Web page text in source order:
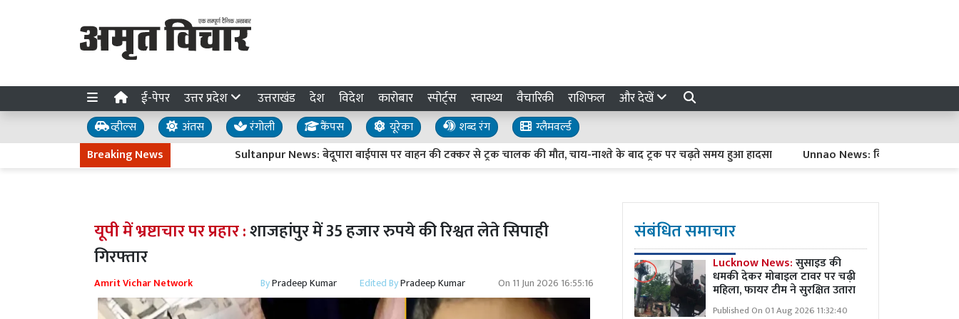
ई-पेपर उत्तर प्रदेश उत्तराखंड देश विदेश कारोबार स्पोर्ट्स स्वास्थ्य वैचारिकी राशिफल और देखें
व्हील्स अंतस रंगोली कैंपस यूरेका शब्द रंग
ग्लैमवर्ल्ड
Breaking News
Sultanpur News: बेदूपारा बाईपास पर वाहन की टक्कर से ट्रक चालक की मौत, चाय-नाश्ते के बाद ट्रक पर चढ़ते समय हुआ हादसा Unnao News: किन्नर के घर में देर रात
यूपी में भ्रष्टाचार पर प्रहार :शाजहांपुर में 35 हजार रुपये की रिश्वत लेते सिपाही
गिरफ्तार
Amrit Vichar Network ByPradeep Kumar Edited ByPradeep Kumar On 11 Jun 2026 16:55:16
संबंधित समाचार
Lucknow News:सुसाइड की
धमकी देकर मोबाइल टावर पर चढ़ी
महिला, फायर टीम ने सुरक्षित उतारा
Published On 01 Aug 2026 11:32:40